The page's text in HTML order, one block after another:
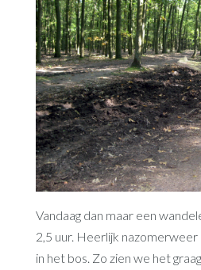
Vandaag dan maar een
2,5 uur. Heerlijk
in het bos. Zo zien we het